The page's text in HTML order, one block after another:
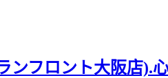
ンフロント大阪店).